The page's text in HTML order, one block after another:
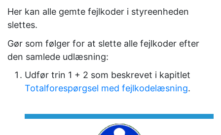
Her kan alle gemte fejlkoder i styreenheden
slettes.
Gør som følger for at slette alle fejlkoder efter
den samlede udlæsning:
Udfør trin 1 + 2 som beskrevet i kapitlet
Totalforespørgsel med fejlkodelæsning.